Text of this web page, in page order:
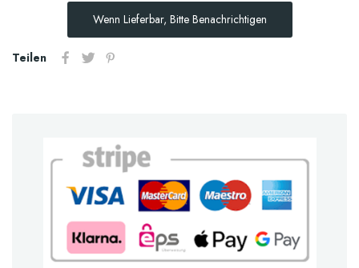
Wenn Lieferbar, Bitte Benachrichtigen
Teilen